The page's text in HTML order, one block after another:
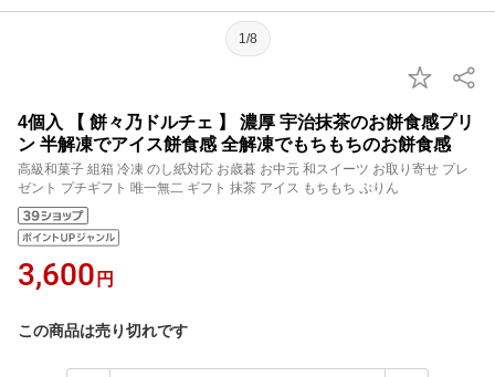
1/8
4個入 【 餅々乃ドルチェ 】 濃厚 宇治抹茶のお餅食感プリ
ン 半解凍でアイス餅食感 全解凍でもちもちのお餅食感
高級和菓子 組箱 冷凍 のし紙対応 お歳暮 お中元 和スイーツ お取り寄せ プレ
ゼント プチギフト 唯一無二 ギフト 抹茶 アイス もちもち ぷりん
3,600 円
この商品は売り切れです